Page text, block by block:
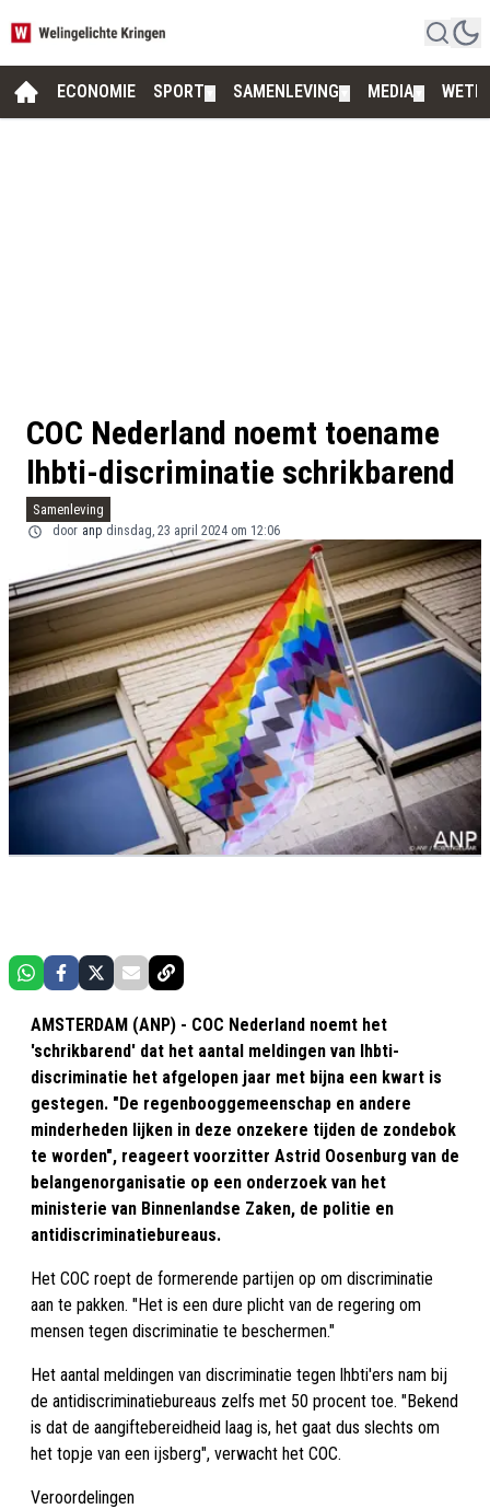
ECONOMIE SPORT SAMENLEVING MEDIA
COC Nederland noemt toename
lhbti-discriminatie schrikbarend
Samenleving
door anp dinsdag, 23 april 2024 om 12:06
AMSTERDAM (ANP) - COC Nederland noemt het
'schrikbarend' dat het aantal meldingen van lhbti-
discriminatie het afgelopen jaar met bijna een kwart is
gestegen. "De regenbooggemeenschap en andere
minderheden lijken in deze onzekere tijden de zondebok
te worden", reageert voorzitter Astrid Oosenburg van de
belangenorganisatie op een onderzoek van het
ministerie van Binnenlandse Zaken, de politie en
antidiscriminatiebureaus.
Het COC roept de formerende partijen op om discriminatie
aan te pakken. "Het is een dure plicht van de regering om
mensen tegen discriminatie te beschermen."
Het aantal meldingen van discriminatie tegen lhbti'ers nam bij
de antidiscriminatiebureaus zelfs met 50 procent toe. "Bekend
is dat de aangiftebereidheid laag is, het gaat dus slechts om
het topje van een ijsberg", verwacht het COC.
Veroordelingen